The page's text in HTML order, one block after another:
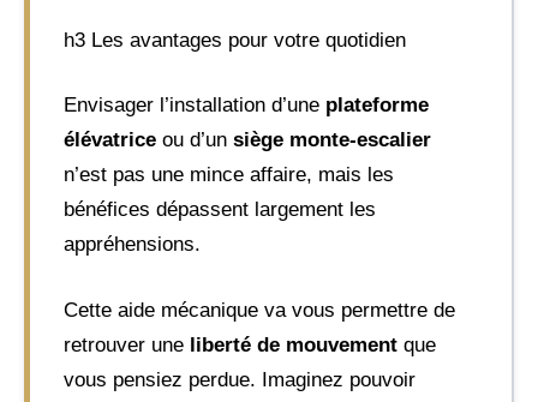
h3 Les avantages pour votre quotidien
Envisager l’installation d’une plateforme
élévatrice ou d’un siège monte-escalier
n’est pas une mince affaire, mais les
bénéfices dépassent largement les
appréhensions.
Cette aide mécanique va vous permettre de
retrouver une liberté de mouvement que
vous pensiez perdue. Imaginez pouvoir